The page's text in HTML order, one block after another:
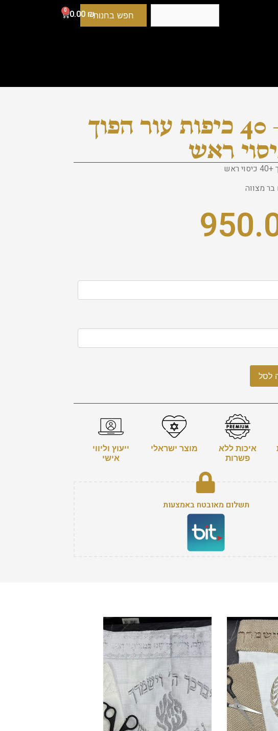
חפש בחנות 0.00 ₪
0
כיפה – 40 כיפות עור הפוך
מצווה
לסל
איכות ללא
פשרות
מוצר ישראלי
ייעוץ וליווי
אישי
תשלום מאובטח באמצעות